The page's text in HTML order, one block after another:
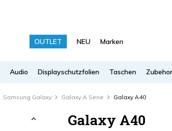
OUTLET NEU Marken
Audio Displayschutzfolien Taschen Zubehor
Samsung Galaxy Galaxy A Serie Galaxy A40
Galaxy A40